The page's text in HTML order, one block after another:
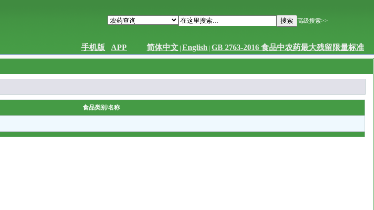
高级搜索>>
简体中文 English GB 2763-2016 食品中农药最大残留限量标准
手机版 APP
食品类别/名称